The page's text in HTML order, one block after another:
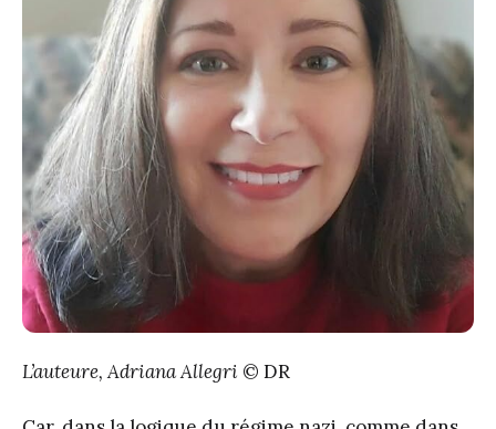
L’auteure, Adriana Allegri © DR